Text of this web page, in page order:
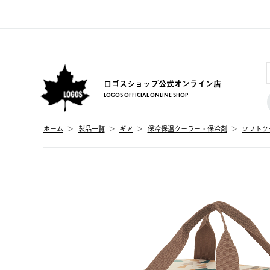
ロゴスショップ公式オンライン店
LOGOS OFFICIAL ONLINE SHOP
ホーム 製品⼀覧 ギア 保冷保温クーラー・保冷剤 ソフト